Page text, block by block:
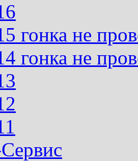
гонка не
гонка не